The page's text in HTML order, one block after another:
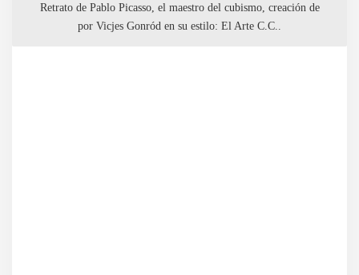
Retrato de Pablo Picasso, el maestro del cubismo, creación de
por Vicjes Gonród en su estilo: El Arte C.C..